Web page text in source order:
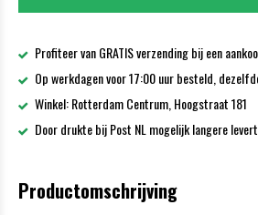
Profiteer van GRATIS verzending bij een
Op werkdagen voor 17:00 uur besteld,
Winkel: Rotterdam Centrum, Hoogstraat 181
Door drukte bij Post NL mogelijk langere
Productomschrijving